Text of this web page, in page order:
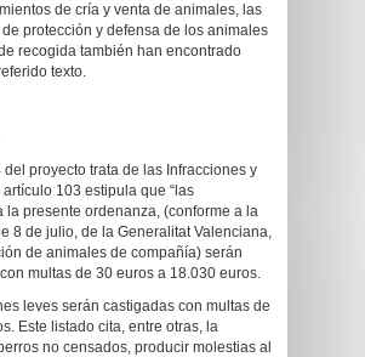
de cría y venta de animales, las
protección y defensa de los animales
recogida también han encontrado
texto.
del proyecto trata de las Infracciones y
103 estipula que “las
la presente ordenanza, (conforme a la
8 de julio, de la Generalitat Valenciana,
de animales de compañía) serán
multas de 30 euros a 18.030 euros.
leves serán castigadas con multas de
Este listado cita, entre otras, la
no censados, producir molestias al